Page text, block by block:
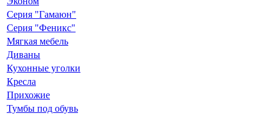
Серия "Гамаюн"
Серия "Феникс"
Мягкая мебель
Диваны
Кухонные уголки
Кресла
Прихожие
Тумбы под обувь